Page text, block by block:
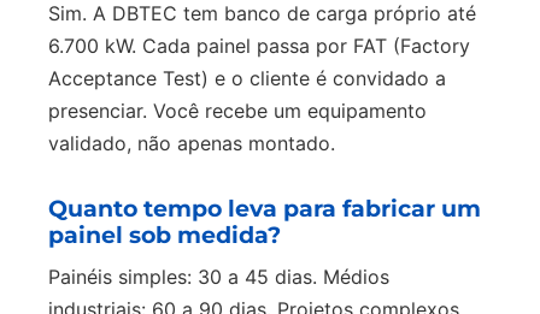
Sim. A DBTEC tem banco de carga próprio até
6.700 kW. Cada painel passa por FAT (Factory
Acceptance Test) e o cliente é convidado a
presenciar. Você recebe um equipamento
validado, não apenas montado.
Quanto tempo leva para fabricar um
painel sob medida?
Painéis simples: 30 a 45 dias. Médios